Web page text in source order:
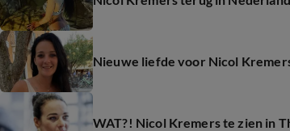
Nieuwe liefde voor Nicol
WAT?! Nicol Kremers te zien in